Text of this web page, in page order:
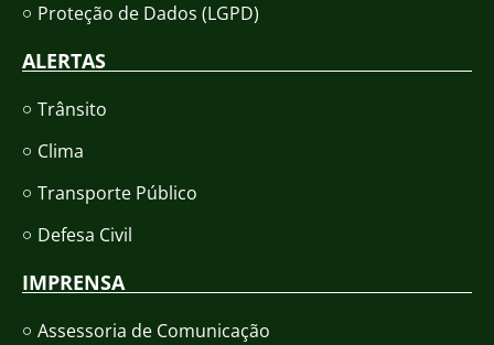
Proteção de Dados (LGPD)
ALERTAS
Trânsito
Clima
Transporte Público
Defesa Civil
IMPRENSA
Assessoria de Comunicação